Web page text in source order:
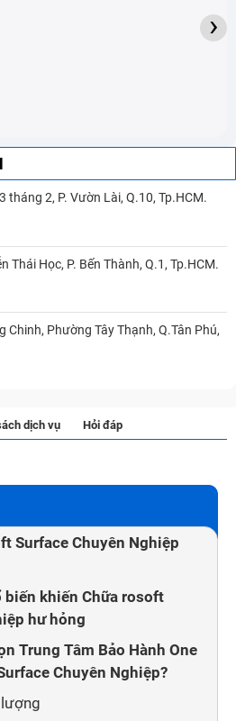
›
tháng 2, P. Vườn Lài, Q.10, Tp.HCM.
Thái Học, P. Bến Thành, Q.1, Tp.HCM.
Chinh, Phường Tây Thạnh, Q.Tân Phú,
dịch vụ Hỏi đáp
Surface Chuyên Nghiệp
biến khiến Chữa rosoft
hư hỏng
Trung Tâm Bảo Hành One
Chuyên Nghiệp?